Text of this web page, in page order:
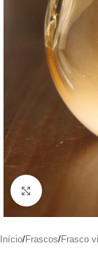
Clique para
Início/Frascos/Frasco